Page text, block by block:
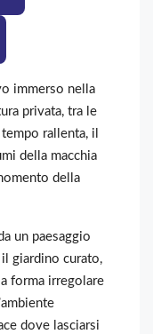
immerso nella
privata, tra le
rallenta, il
della macchia
della
un paesaggio
giardino curato,
forma irregolare
dove lasciarsi